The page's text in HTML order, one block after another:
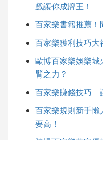
戲讓你成牌王！
百家樂書籍推薦！
百家樂獲利技巧
歐博百家樂娛樂
臂之力？
百家樂賺錢技巧
百家樂規則新手
要高！
賭場百家樂莊家